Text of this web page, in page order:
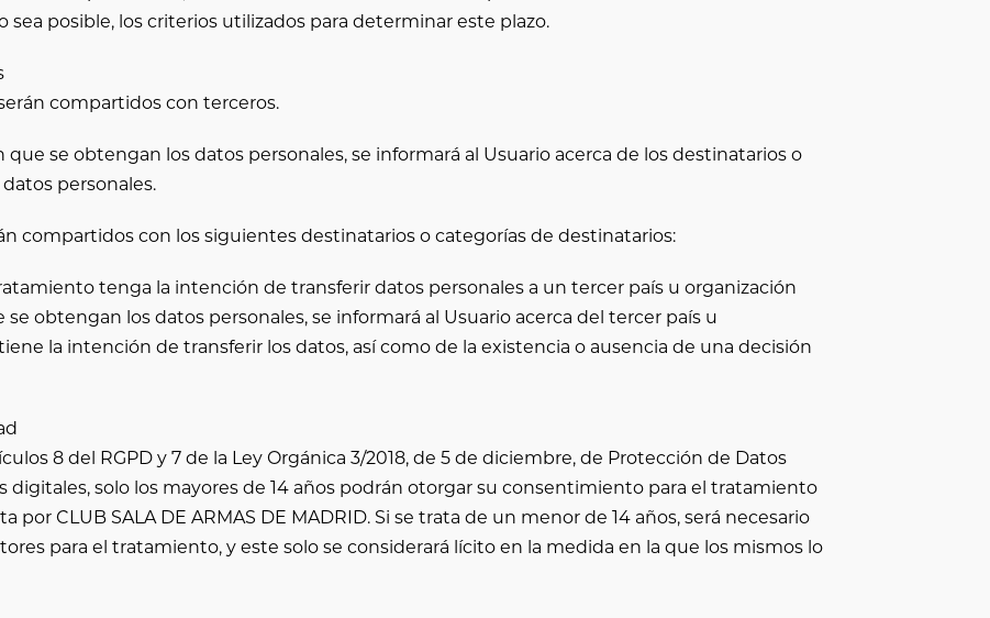
sea posible, los criterios utilizados para determinar este plazo.
compartidos con terceros.
se obtengan los datos personales, se informará al Usuario acerca de los destinatarios o
personales.
compartidos con los siguientes destinatarios o categorías de destinatarios:
tenga la intención de transferir datos personales a un tercer país u organización
obtengan los datos personales, se informará al Usuario acerca del tercer país u
la intención de transferir los datos, así como de la existencia o ausencia de una decisión
8 del RGPD y 7 de la Ley Orgánica 3/2018, de 5 de diciembre, de Protección de Datos
digitales, solo los mayores de 14 años podrán otorgar su consentimiento para el tratamiento
por CLUB SALA DE ARMAS DE MADRID. Si se trata de un menor de 14 años, será necesario
para el tratamiento, y este solo se considerará lícito en la medida en la que los mismos lo